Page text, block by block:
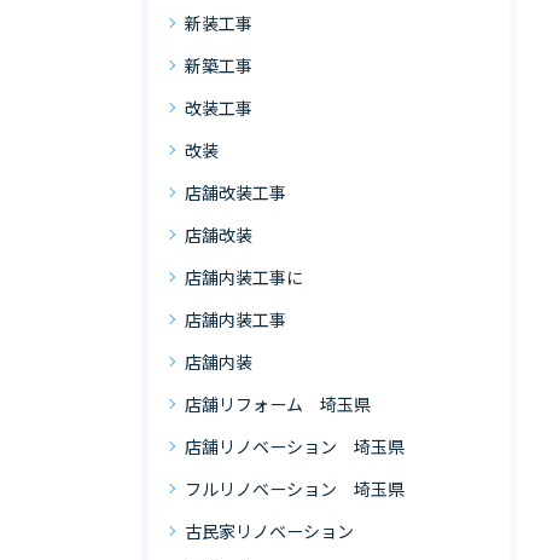
新装工事
新築工事
改装工事
改装
店舗改装工事
店舗改装
店舗内装工事に
店舗内装工事
店舗内装
店舗リフォーム 埼玉県
店舗リノベーション 埼玉県
フルリノベーション 埼玉県
古民家リノベーション